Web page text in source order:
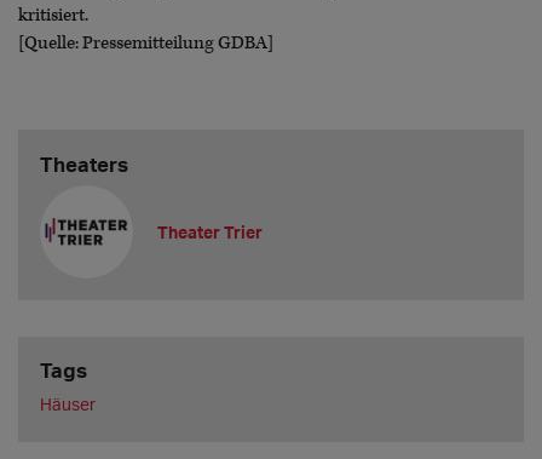
kritisiert.
[Quelle: Pressemitteilung GDBA]
Theaters
Theater Trier
Tags
Häuser